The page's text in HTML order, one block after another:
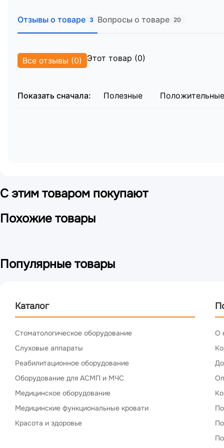
Место №2 (спинки):960 x 470 x 60 мм.
Общий вес брутто:
около 101 кг.
Отзывы о товаре 3 Вопросы о товаре 20
Все отзывы (0) Этот товар (0)
Показать сначала: Полезные Положительные
С этим товаром покупают
Похожие товары
Популярные товары
Каталог
Стоматологическое оборудование
Слуховые аппараты
Реабилитационное оборудование
Оборудование для АСМП и МЧС
Медицинское оборудование
Медицинские функциональные кровати
Красота и здоровье
О